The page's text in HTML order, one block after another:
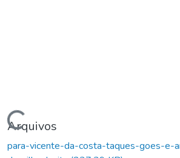
Carregando...
Arquivos
para-vicente-da-costa-taques-goes-e-